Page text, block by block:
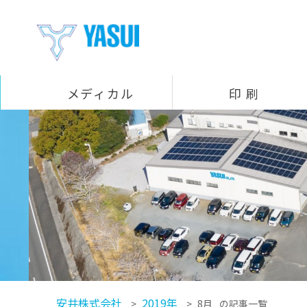
メディカル
製品一覧
医療機器組立（受託製造）
コウプライト（LED照明付きプラスチック鈎）
ビボマーク（骨に描けるペン）
ラパロポインター（腹腔鏡手術用デバイス）
プラスコ（LED照明付きプラスチック腟鏡）
ニッチェンド（細径内視鏡先端用装着フード）
印 刷
印刷事業部
医療
飲料
食品
化粧品 / トイレタリー
工業用ラベル / 特殊印刷
ホットメルト
デザイン企画室
発泡事業部
YBボックス
パワーフェンダー
製品カテゴリー
発泡拠点
フロート
射出事業部
射出成形
商事部門
真空成形品
圧空真空成形品
フィルム・シート・緩衝材
カクタス（高機能油吸着材油吸着マット）
カタログ
安井株式会社 > 2019年 > 8月 の記事一覧